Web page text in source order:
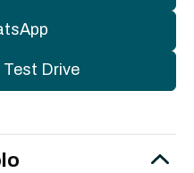
Test Drive